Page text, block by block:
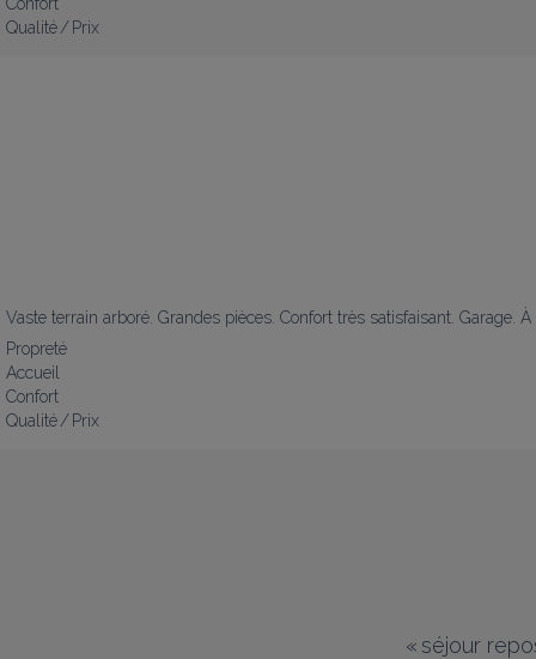
Qualité / Prix
Vaste terrain arboré. Grandes pièces. Confort très satisfaisant. Garage.
Propreté
Accueil
Confort
Qualité / Prix
«séjour